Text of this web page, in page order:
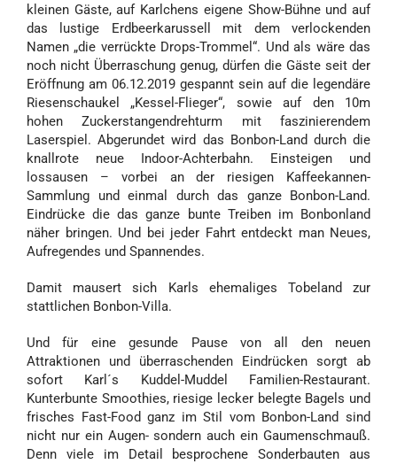
kleinen Gäste, auf Karlchens eigene Show-Bühne und auf
das lustige Erdbeerkarussell mit dem verlockenden
Namen „die verrückte Drops-Trommel“. Und als wäre das
noch nicht Überraschung genug, dürfen die Gäste seit der
Eröffnung am 06.12.2019 gespannt sein auf die legendäre
Riesenschaukel „Kessel-Flieger“, sowie auf den 10m
hohen Zuckerstangendrehturm mit faszinierendem
Laserspiel. Abgerundet wird das Bonbon-Land durch die
knallrote neue Indoor-Achterbahn. Einsteigen und
lossausen – vorbei an der riesigen Kaffeekannen-
Sammlung und einmal durch das ganze Bonbon-Land.
Eindrücke die das ganze bunte Treiben im Bonbonland
näher bringen. Und bei jeder Fahrt entdeckt man Neues,
Aufregendes und Spannendes.
Damit mausert sich Karls ehemaliges Tobeland zur
stattlichen Bonbon-Villa.
Und für eine gesunde Pause von all den neuen
Attraktionen und überraschenden Eindrücken sorgt ab
sofort Karl´s Kuddel-Muddel Familien-Restaurant.
Kunterbunte Smoothies, riesige lecker belegte Bagels und
frisches Fast-Food ganz im Stil vom Bonbon-Land sind
nicht nur ein Augen- sondern auch ein Gaumenschmauß.
Denn viele im Detail besprochene Sonderbauten aus